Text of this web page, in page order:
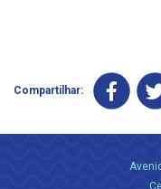
Compartilhar: